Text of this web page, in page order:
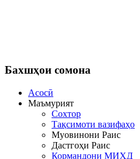
Бахшҳои сомона
Асосӣ
Маъмурият
Сохтор
Тақсимоти вазифаҳо
Муовинони Раис
Дастгоҳи Раис
Кормандони МИҲД